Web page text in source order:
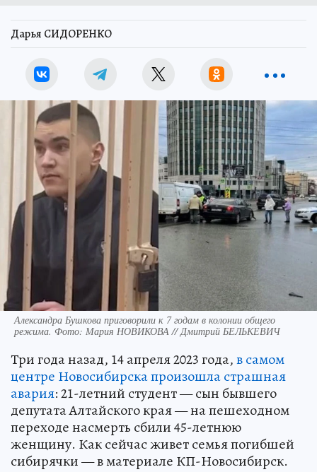
Дарья СИДОРЕНКО
Александра Бушкова приговорили к 7 годам в колонии общего
режима. Фото: Мария НОВИКОВА // Дмитрий БЕЛЬКЕВИЧ
Три года назад, 14 апреля 2023 года,в самом
центре Новосибирска произошла страшная
авария: 21-летний студент — сын бывшего
депутата Алтайского края — на пешеходном
переходе насмерть сбили 45-летнюю
женщину. Как сейчас живет семья погибшей
сибирячки — в материале КП-Новосибирск.